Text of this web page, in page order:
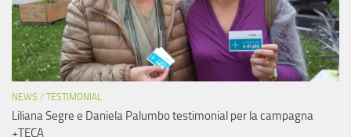
NEWS / TESTIMONIAL
Liliana Segre e Daniela Palumbo testimonial per la campagna
+TECA